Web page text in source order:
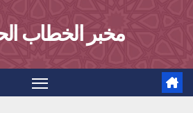
مخبر الخطاب